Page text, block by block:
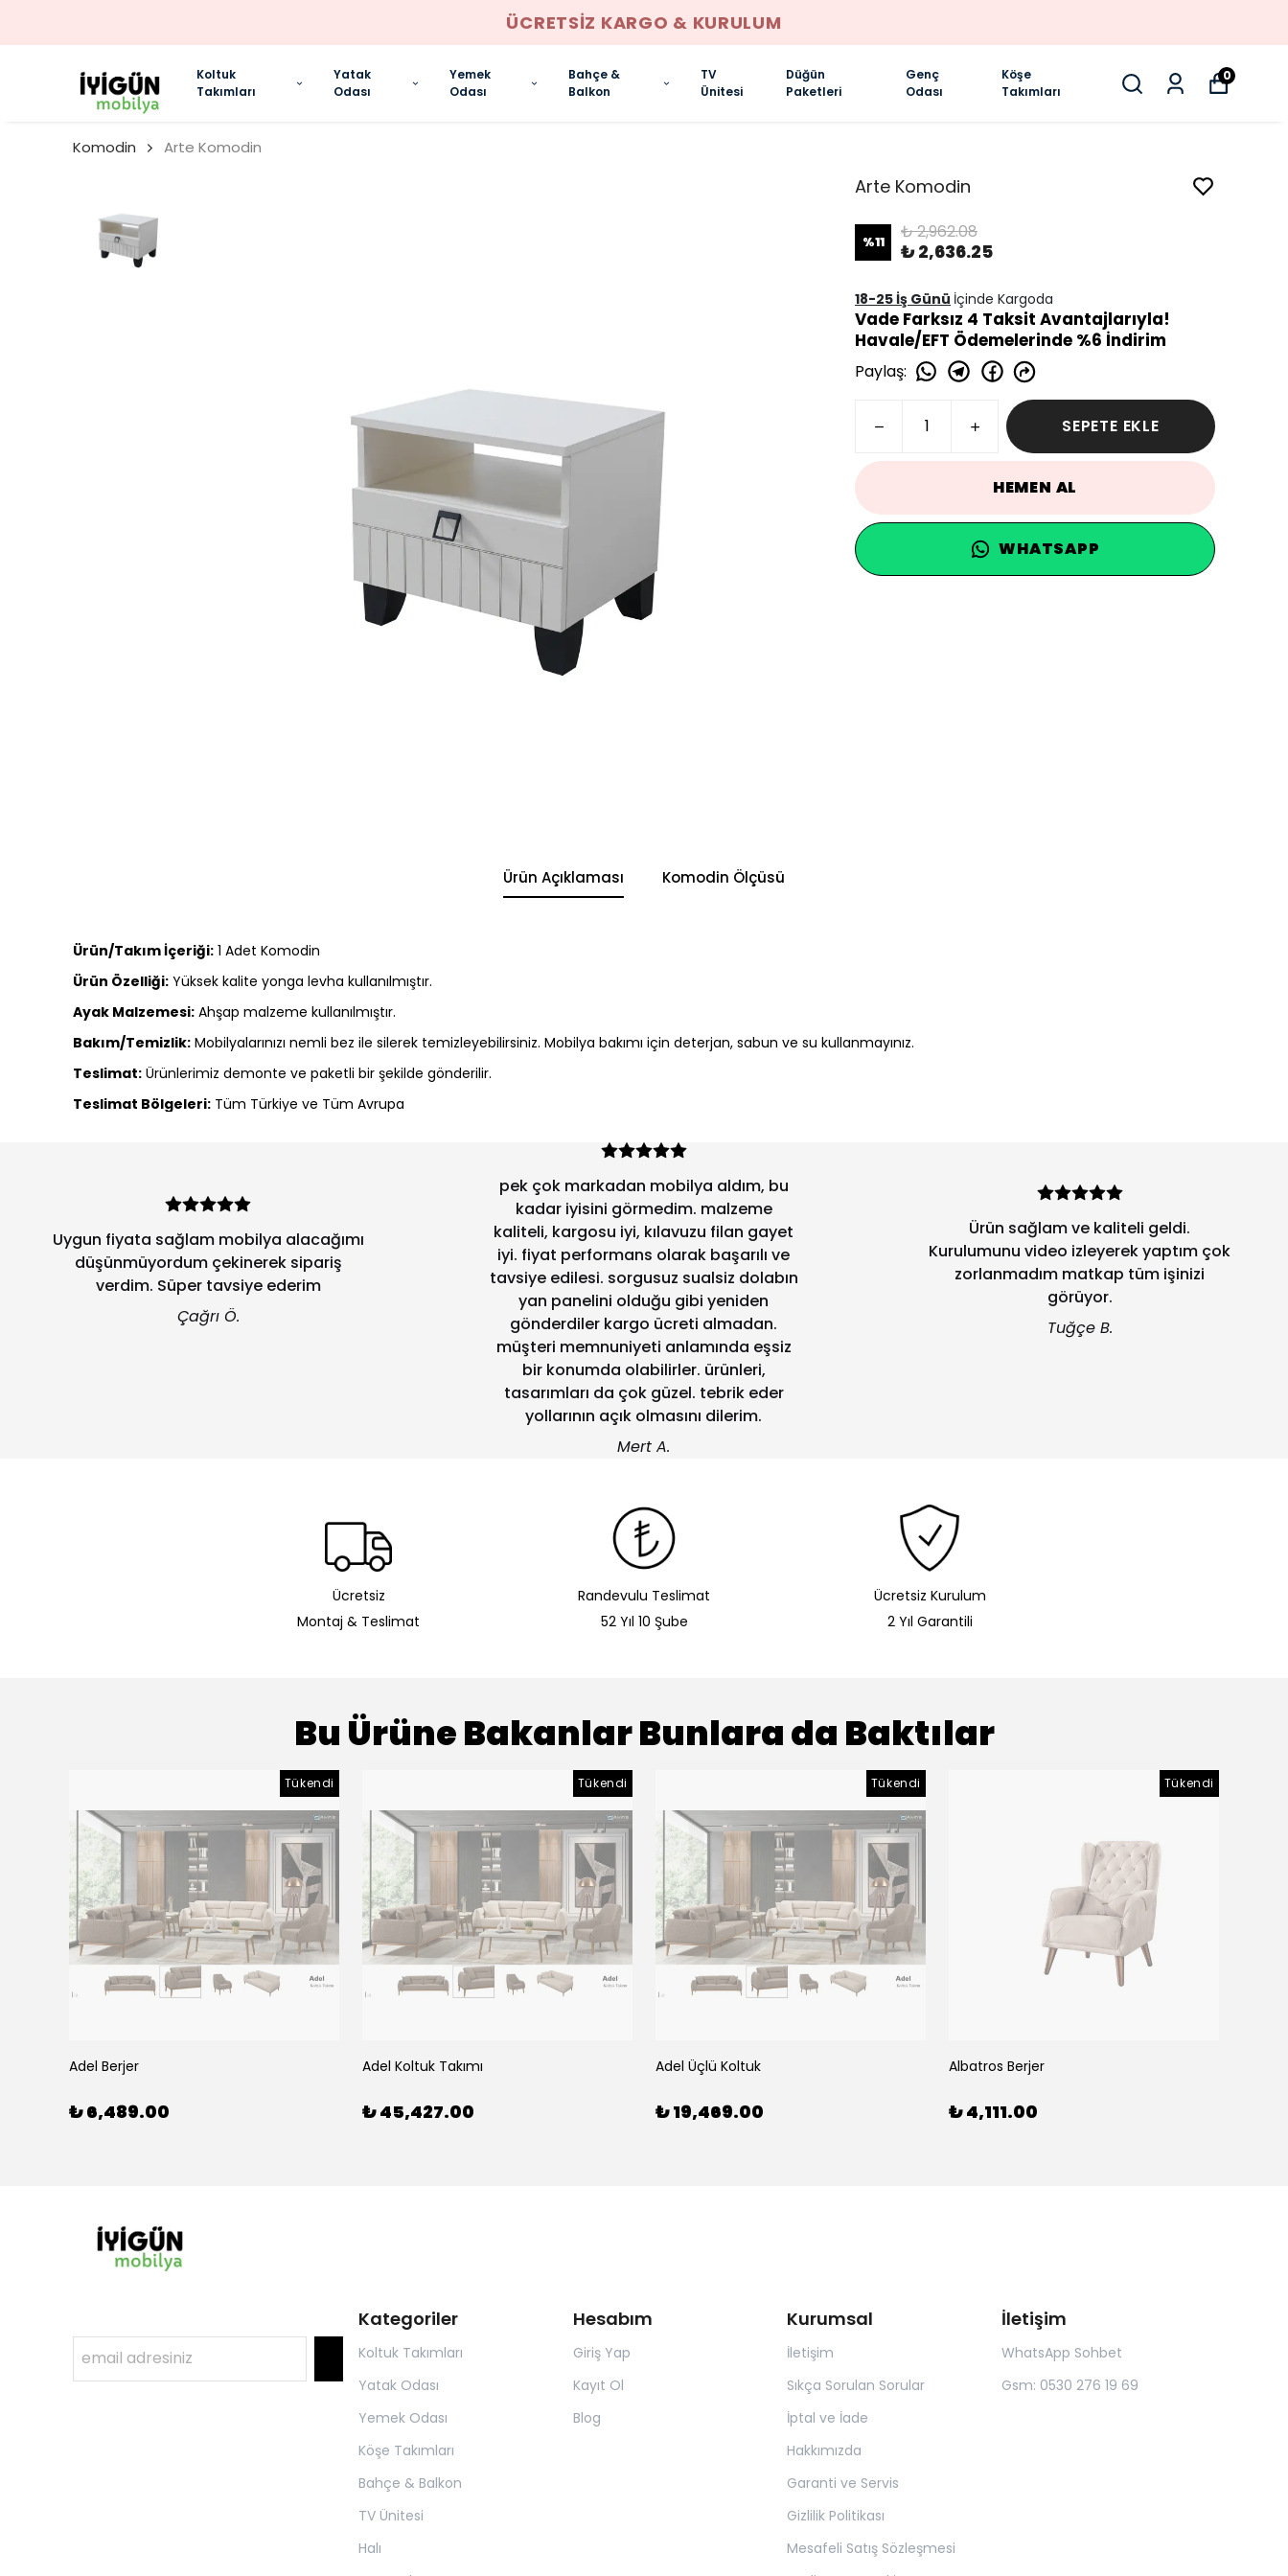
ÜCRETSIZ KARGO & KURULUM
Koltuk
Takımları
Yatak
Odası
Yemek
Odası
Bahçe &
Balkon
TV
Ünitesi
Düğün
Paketleri
Genç
Odası
Köşe
Takımları
0
Komodin Arte Komodin
Arte Komodin
%11 ₺ 2,962.08
₺ 2,636.25
18-25 İş Günü İçinde Kargoda
Vade Farksız 4 Taksit Avantajlarıyla!
Havale/EFT Ödemelerinde %6 İndirim
Paylaş:
SEPETE EKLE
HEMEN AL
WHATSAPP
Ürün Açıklaması Komodin Ölçüsü
Ürün/Takım İçeriği: 1 Adet Komodin
Ürün Özelliği: Yüksek kalite yonga levha kullanılmıştır.
Ayak Malzemesi: Ahşap malzeme kullanılmıştır.
Bakım/Temizlik: Mobilyalarınızı nemli bez ile silerek temizleyebilirsiniz. Mobilya bakımı için deterjan, sabun ve su kullanmayınız.
Teslimat: Ürünlerimiz demonte ve paketli bir şekilde gönderilir.
Teslimat Bölgeleri: Tüm Türkiye ve Tüm Avrupa
Uygun fiyata sağlam mobilya alacağımı
düşünmüyordum çekinerek sipariş
verdim. Süper tavsiye ederim
Çağrı Ö.
pek çok markadan mobilya aldım, bu
kadar iyisini görmedim. malzeme
kaliteli, kargosu iyi, kılavuzu filan gayet
iyi. fiyat performans olarak başarılı ve
tavsiye edilesi. sorgusuz sualsiz dolabın
yan panelini olduğu gibi yeniden
gönderdiler kargo ücreti almadan.
müşteri memnuniyeti anlamında eşsiz
bir konumda olabilirler. ürünleri,
tasarımları da çok güzel. tebrik eder
yollarının açık olmasını dilerim.
Mert A.
Ürün sağlam ve kaliteli geldi.
Kurulumunu video izleyerek yaptım çok
zorlanmadım matkap tüm işinizi
görüyor.
Tuğçe B.
Ücretsiz
Montaj & Teslimat
Randevulu Teslimat
52 Yıl 10 Şube
Ücretsiz Kurulum
2 Yıl Garantili
Bu Ürüne Bakanlar Bunlara da Baktılar
Tükendi
Adel Berjer
₺ 6,489.00
Tükendi
Adel Koltuk Takımı
₺ 45,427.00
Tükendi
Adel Üçlü Koltuk
₺ 19,469.00
Tükendi
Albatros Berjer
₺ 4,111.00
Kategoriler
Koltuk Takımları
Yatak Odası
Yemek Odası
Köşe Takımları
Bahçe & Balkon
TV Ünitesi
Halı
Hesabım
Giriş Yap
Kayıt Ol
Blog
Kurumsal
İletişim
Sıkça Sorulan Sorular
İptal ve İade
Hakkımızda
Garanti ve Servis
Gizlilik Politikası
Mesafeli Satış Sözleşmesi
İletişim
WhatsApp Sohbet
Gsm: 0530 276 19 69